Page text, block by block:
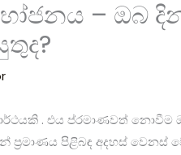
– ඔබ
. එය ප්රමාණවත්
ප්‍රමාණය පිළිබඳ අදහස් වෙනස්